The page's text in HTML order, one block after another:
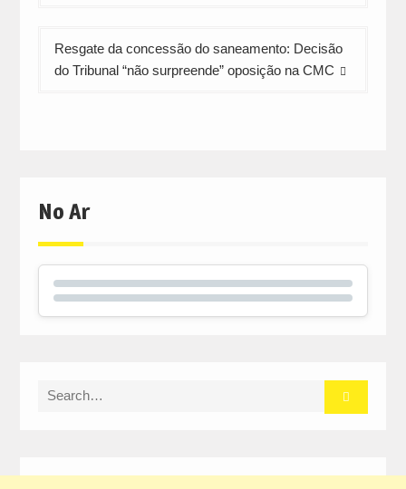
Resgate da concessão do saneamento: Decisão
do Tribunal “não surpreende” oposição na CMC
No Ar
Search